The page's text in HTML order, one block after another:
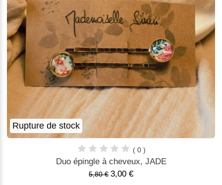
Rupture de stock
( 0 )
Duo épingle à cheveux, JADE
5,80 € 3,00 €